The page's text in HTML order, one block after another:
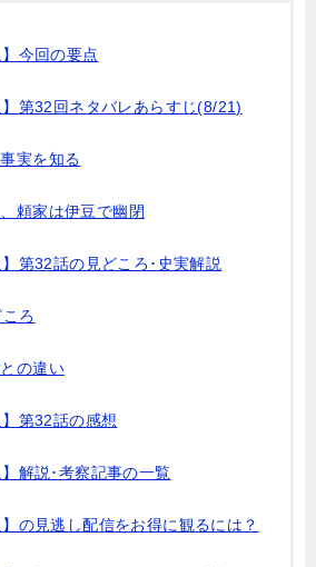
】今回の要点
】第32回ネタバレあらすじ(8/21)
実を知る
頼家は伊豆で幽閉
】第32話の見どころ･史実解説
ろ
との違い
】第32話の感想
】解説･考察記事の一覧
】の見逃し配信をお得に観るには？